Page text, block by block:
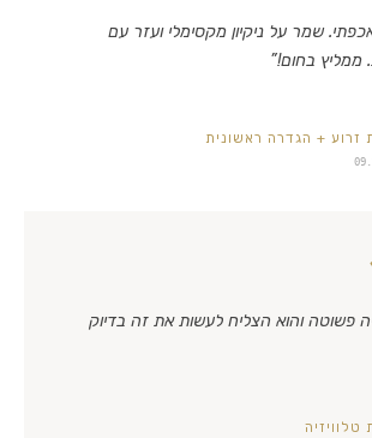
שמר על ניקיון מקסימלי ועזר עם
ממליץ בחום!”
זרוע + הגדרה ראשונית
פשוטה והוא הצליח לעשות את זה בדיוק
טלוויזיה